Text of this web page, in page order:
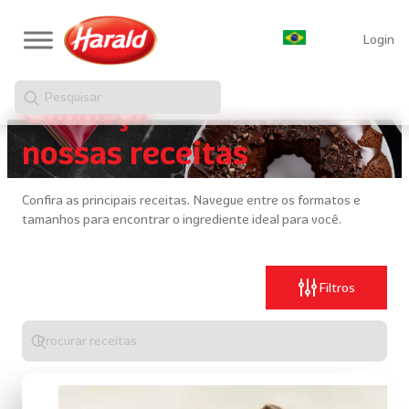
Login
Pesquisar
Conheça
nossas receitas
Confira as principais receitas. Navegue entre os formatos e
tamanhos para encontrar o ingrediente ideal para você.
Filtros
Digite
algo
para
realizar